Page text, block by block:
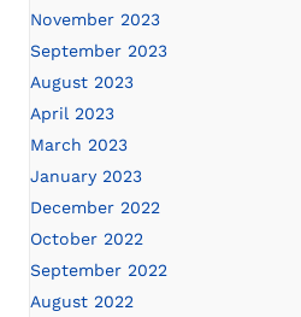
November 2023
September 2023
August 2023
April 2023
March 2023
January 2023
December 2022
October 2022
September 2022
August 2022